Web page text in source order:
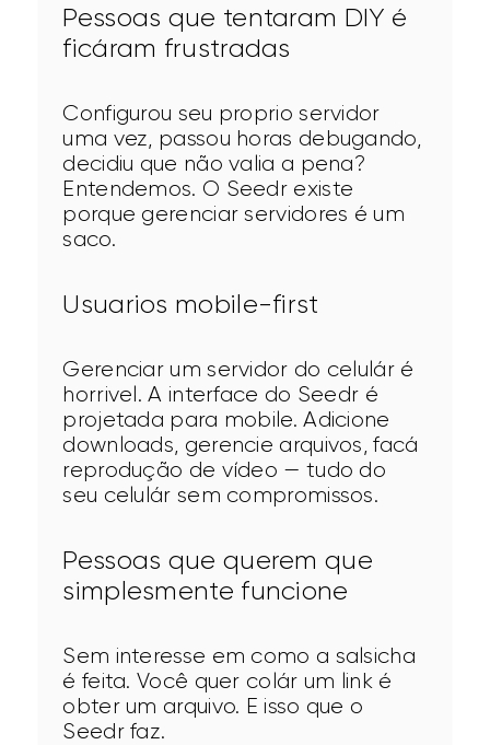
Pessoas que tentaram DIY é
ficáram frustradas
Configurou seu proprio servidor
uma vez, passou horas debugando,
decidiu que não valia a pena?
Entendemos. O Seedr existe
porque gerenciar servidores é um
saco.
Usuarios mobile-first
Gerenciar um servidor do celulár é
horrivel. A interface do Seedr é
projetada para mobile. Adicione
downloads, gerencie arquivos, facá
reprodução de vídeo — tudo do
seu celulár sem compromissos.
Pessoas que querem que
simplesmente funcione
Sem interesse em como a salsicha
é feita. Você quer colár um link é
obter um arquivo. E isso que o
Seedr faz.